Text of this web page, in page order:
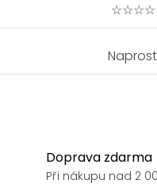
Doprava zdarma
Při nákupu nad 2